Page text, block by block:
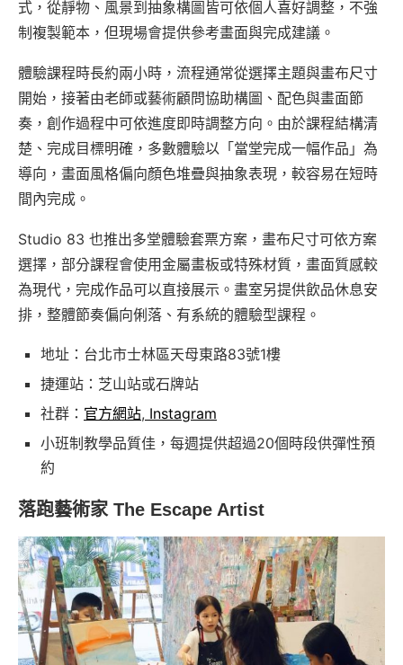
式，從靜物、風景到抽象構圖皆可依個人喜好調整，不強
制複製範本，但現場會提供參考畫面與完成建議。
體驗課程時長約兩小時，流程通常從選擇主題與畫布尺寸
開始，接著由老師或藝術顧問協助構圖、配色與畫面節
奏，創作過程中可依進度即時調整方向。由於課程結構清
楚、完成目標明確，多數體驗以「當堂完成一幅作品」為
導向，畫面風格偏向顏色堆疊與抽象表現，較容易在短時
間內完成。
Studio 83 也推出多堂體驗套票方案，畫布尺寸可依方案
選擇，部分課程會使用金屬畫板或特殊材質，畫面質感較
為現代，完成作品可以直接展示。畫室另提供飲品休息安
排，整體節奏偏向俐落、有系統的體驗型課程。
地址：台北市士林區天母東路83號1樓
捷運站：芝山站或石牌站
社群： 官方網站, Instagram
小班制教學品質佳，每週提供超過20個時段供彈性預
約
落跑藝術家 The Escape Artist